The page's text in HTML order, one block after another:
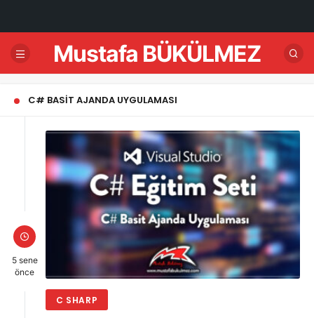
Mustafa BÜKÜLMEZ
C# BASIT AJANDA UYGULAMASI
5 sene
önce
C SHARP